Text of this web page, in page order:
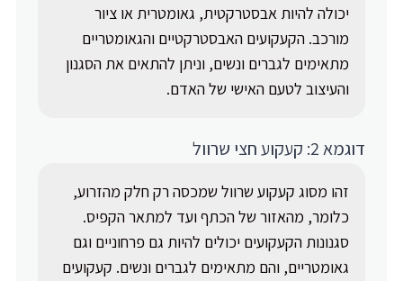
יכולה להיות אבסטרקטית, גאומטרית או ציור
מורכב. הקעקועים האבסטרקטיים והגאומטריים
מתאימים לגברים ונשים, וניתן להתאים את הסגנון
והעיצוב לטעם האישי של האדם.
דוגמא 2: קעקוע חצי שרוול
זהו מסוג קעקוע שרוול שמכסה רק חלק מהזרוע,
כלומר, מהאזור של הכתף ועד למתאר הקפיס.
סגנונות הקעקועים יכולים להיות גם פרחוניים וגם
גאומטריים, והם מתאימים לגברים ונשים. קעקועים